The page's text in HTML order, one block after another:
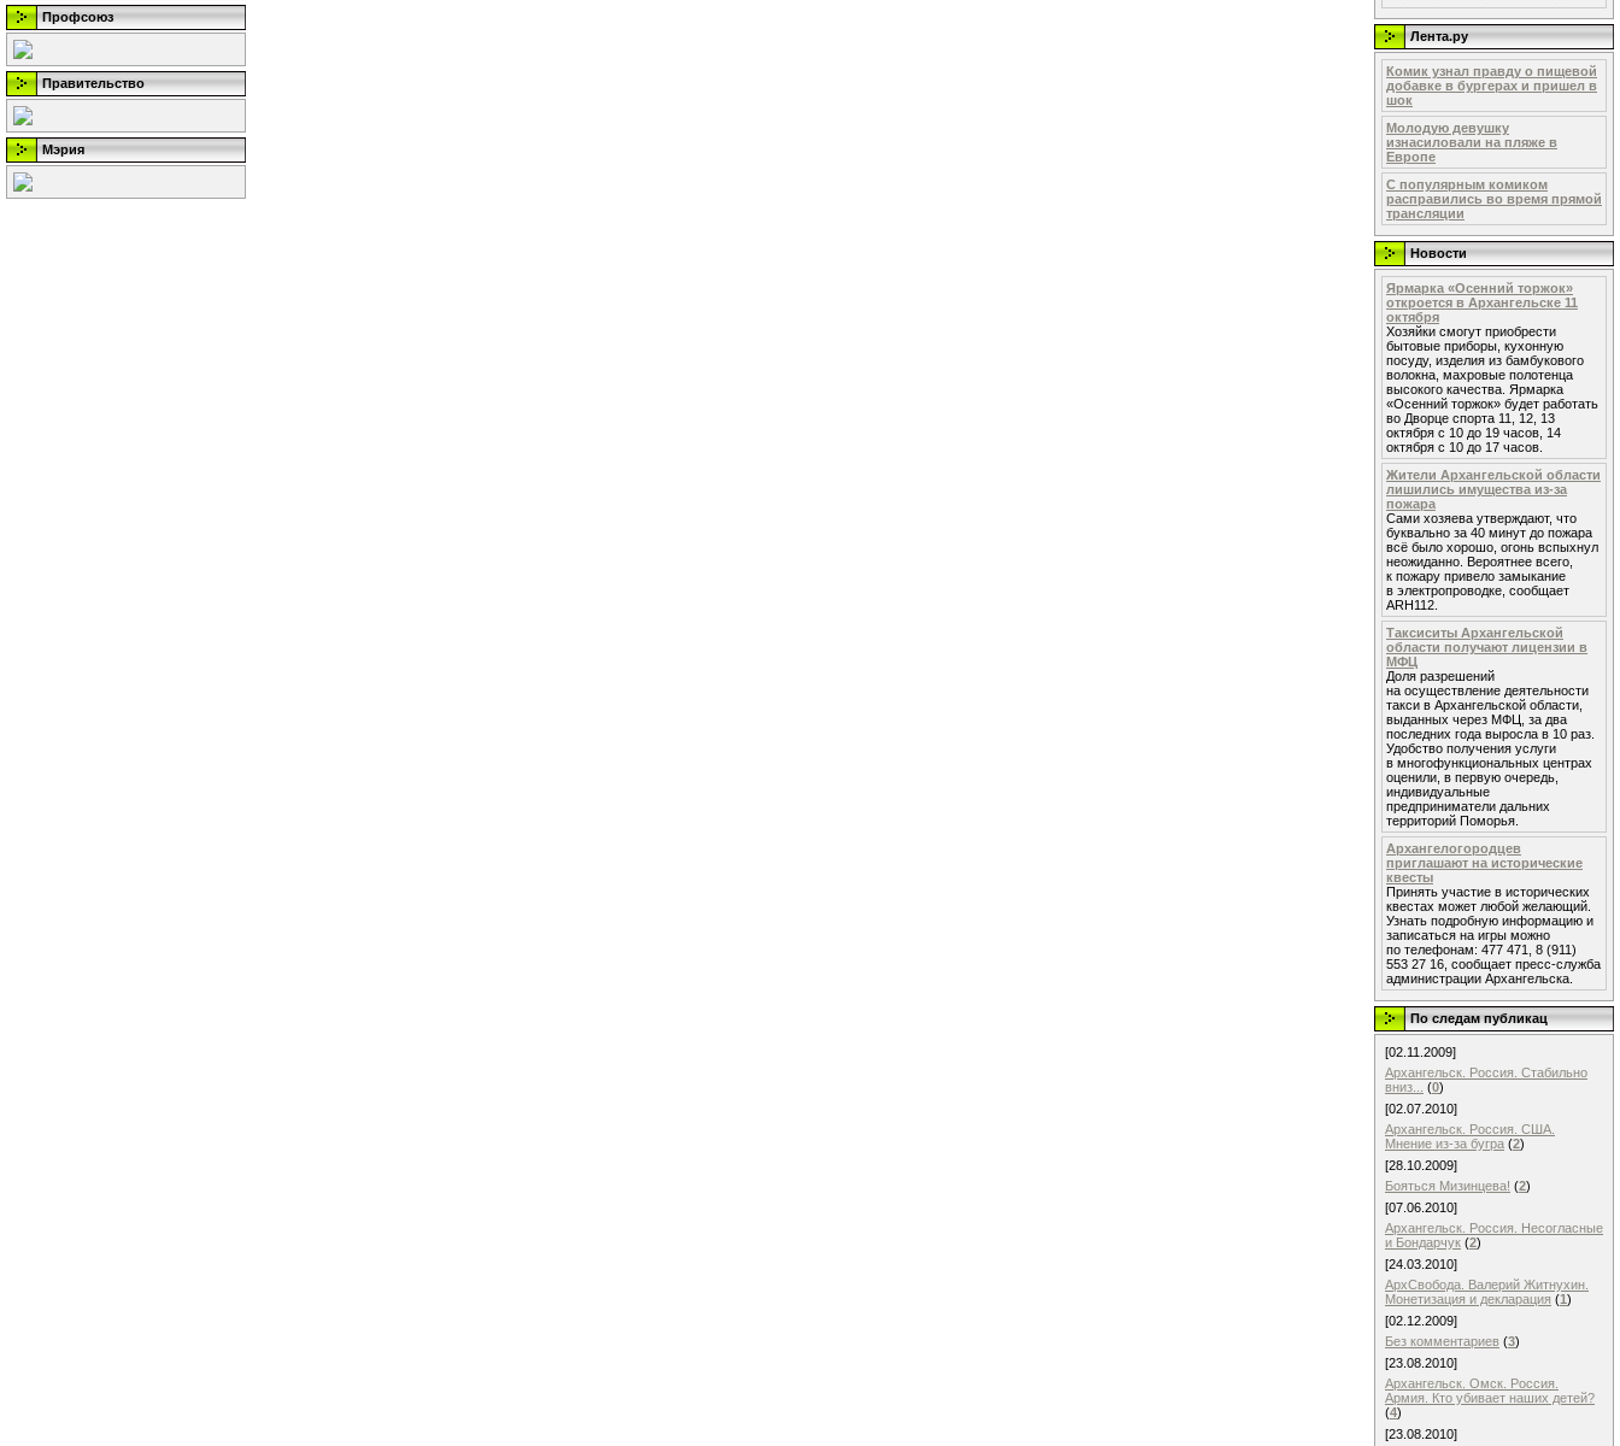
Профсоюз
Правительство
Мэрия
Лента.ру
Комик узнал правду о пищевой
добавке в бургерах и пришел в
шок
Молодую девушку
изнасиловали на пляже в
Европе
С популярным комиком
расправились во время прямой
трансляции
Новости
Ярмарка «Осенний торжок»
откроется в Архангельске 11
октября
Хозяйки смогут приобрести
бытовые приборы, кухонную
посуду, изделия из бамбукового
волокна, махровые полотенца
высокого качества. Ярмарка
«Осенний торжок» будет работать
во Дворце спорта 11, 12, 13
октября с 10 до 19 часов, 14
октября с 10 до 17 часов.
Жители Архангельской области
лишились имущества из-за
пожара
Сами хозяева утверждают, что
буквально за 40 минут до пожара
всё было хорошо, огонь вспыхнул
неожиданно. Вероятнее всего,
к пожару привело замыкание
в электропроводке, сообщает
ARH112.
Таксиситы Архангельской
области получают лицензии в
МФЦ
Доля разрешений
на осуществление деятельности
такси в Архангельской области,
выданных через МФЦ, за два
последних года выросла в 10 раз.
Удобство получения услуги
в многофункциональных центрах
оценили, в первую очередь,
индивидуальные
предприниматели дальних
территорий Поморья.
Архангелогородцев
приглашают на исторические
квесты
Принять участие в исторических
квестах может любой желающий.
Узнать подробную информацию и
записаться на игры можно
по телефонам: 477 471, 8 (911)
553 27 16, сообщает пресс-служба
администрации Архангельска.
По следам публикац
[02.11.2009]
Архангельск. Россия. Стабильно
вниз...
(0)
[02.07.2010]
Архангельск. Россия. США.
Мнение из-за бугра (2)
[28.10.2009]
Бояться Мизинцева! (2)
[07.06.2010]
Архангельск. Россия. Несогласные
и Бондарчук (2)
[24.03.2010]
АрхСвобода. Валерий Житнухин.
Монетизация и декларация (1)
[02.12.2009]
Без комментариев (3)
[23.08.2010]
Архангельск. Омск. Россия.
Армия. Кто убивает наших детей?
(4)
[23.08.2010]